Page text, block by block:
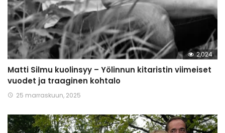
2,024
Matti Silmu kuolinsyy – Yölinnun kitaristin viimeiset
vuodet ja traaginen kohtalo
25 marraskuun, 2025